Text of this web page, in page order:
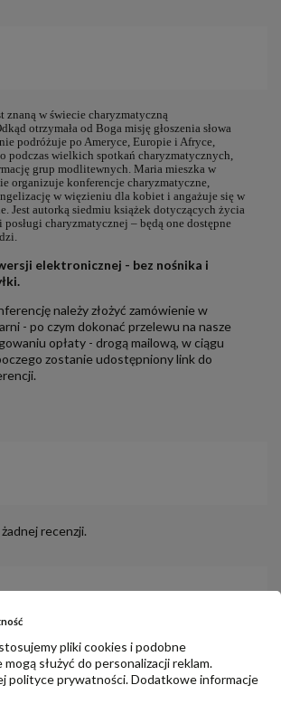
znaną w świecie charyzmatyczną
otrzymała od Boga misję głoszenia słowa
podróżuje po Ameryce, Europie i Afryce,
podczas wielkich spotkań charyzmatycznych,
grup modlitewnych. Maria mieszka w
organizuje konferencje charyzmatyczne,
w więzieniu dla kobiet i angażuje się w
Jest autorką siedmiu książek dotyczących życia
charyzmatycznej – będą one dostępne
elektronicznej - bez nośnika i
należy złożyć zamówienie w
- po czym dokonać przelewu na nasze
opłaty - drogą mailową, w ciągu
zostanie udostępniony link do
recenzji.
pliki cookies i podobne
służyć do personalizacji reklam.
polityce prywatności. Dodatkowe informacje